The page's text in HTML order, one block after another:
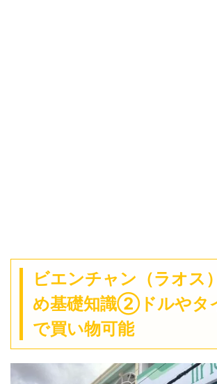
ビエンチャン（ラオス
め基礎知識②ドルやタ
で買い物可能